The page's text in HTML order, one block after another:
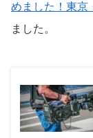
めました！東京
ました。